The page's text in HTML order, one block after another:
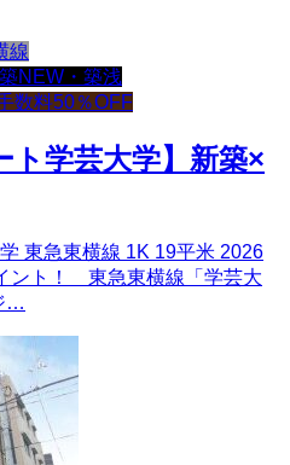
線
NEW・築浅
数料50％OFF
ト学芸大学】新築×
東急東横線 1K 19平米 2026
ント！ 東急東横線「学芸大
…